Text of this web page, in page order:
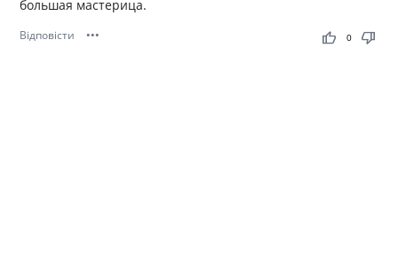
большая мастерица.
Відповісти ••• thumb_up thumb_down
0